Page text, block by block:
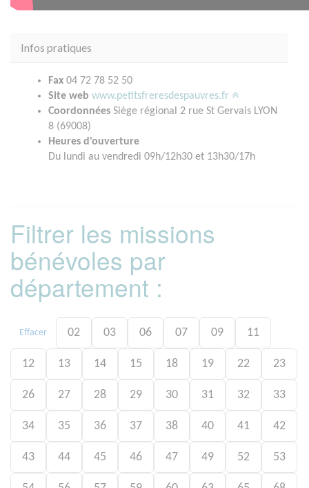
Infos pratiques
Fax 04 72 78 52 50
Site web www.petitsfreresdespauvres.fr
Coordonnées Siège régional 2 rue St Gervais LYON
8 (69008)
Heures d'ouverture
Du lundi au vendredi 09h/12h30 et 13h30/17h
Filtrer les missions
bénévoles par
département :
Effacer 02 03 06 07 09 11
12 13 14 15 18 19 22 23
26 27 28 29 30 31 32 33
34 35 36 37 38 40 41 42
43 44 45 46 47 49 52 53